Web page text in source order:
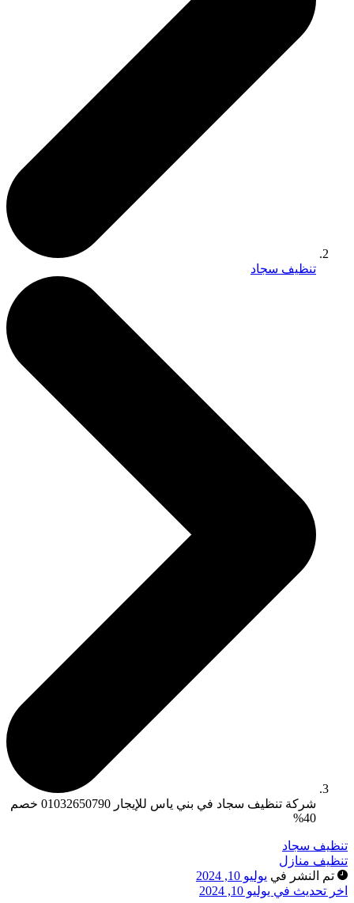
تنظيف سجاد
شركة تنظيف سجاد في بني ياس للإيجار 01032650790 خصم
40%
تنظيف سجاد
تنظيف منازل
تم النشر في يوليو 10, 2024
اخر تحديث في يوليو 10, 2024